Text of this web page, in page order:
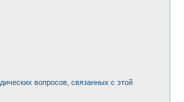
вопросов, связанных с этой